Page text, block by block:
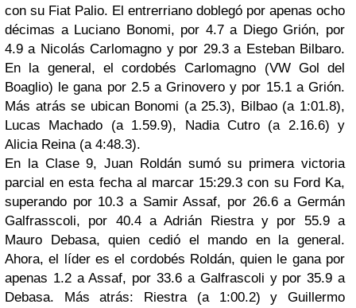
con su Fiat Palio. El entrerriano doblegó por apenas ocho
décimas a Luciano Bonomi, por 4.7 a Diego Grión, por
4.9 a Nicolás Carlomagno y por 29.3 a Esteban Bilbaro.
En la general, el cordobés Carlomagno (VW Gol del
Boaglio) le gana por 2.5 a Grinovero y por 15.1 a Grión.
Más atrás se ubican Bonomi (a 25.3), Bilbao (a 1:01.8),
Lucas Machado (a 1.59.9), Nadia Cutro (a 2.16.6) y
Alicia Reina (a 4:48.3).
En la Clase 9, Juan Roldán sumó su primera victoria
parcial en esta fecha al marcar 15:29.3 con su Ford Ka,
superando por 10.3 a Samir Assaf, por 26.6 a Germán
Galfrasscoli, por 40.4 a Adrián Riestra y por 55.9 a
Mauro Debasa, quien cedió el mando en la general.
Ahora, el líder es el cordobés Roldán, quien le gana por
apenas 1.2 a Assaf, por 33.6 a Galfrascoli y por 35.9 a
Debasa. Más atrás: Riestra (a 1:00.2) y Guillermo